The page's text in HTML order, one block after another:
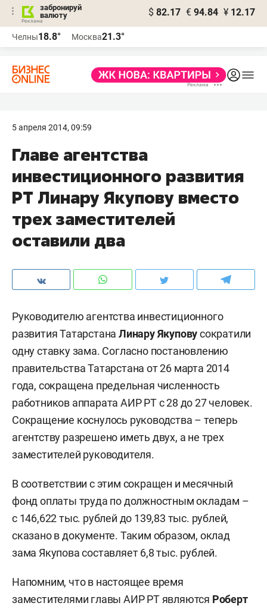
забронируй
валюту
$ 82.17 € 94.84 ¥ 12.17
Челны18.8° Москва21.3°
5 апреля 2014, 09:59
Главе агентства
инвестиционного развития
РТ Линару Якупову вместо
трех заместителей
оставили два
Руководителю агентства инвестиционного
развития ТатарстанаЛинару Якуповусократили
одну ставку зама. Согласно постановлению
правительства Татарстана от 26 марта 2014
года, сокращена предельная численность
работников аппарата АИР РТ с 28 до 27 человек.
Сокращение коснулось руководства – теперь
агентству разрешено иметь двух, а не трех
заместителей руководителя.
В соответствии с этим сокращен и месячный
фонд оплаты труда по должностным окладам –
с 146,622 тыс. рублей до 139,83 тыс. рублей,
сказано в документе. Таким образом, оклад
зама Якупова составляет 6,8 тыс. рублей.
Напомним, что в настоящее время
заместителями главы АИР РТ являются Роберт